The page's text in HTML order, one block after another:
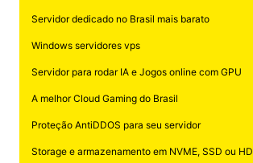
Servidor dedicado no Brasil mais barato
Windows servidores vps
Servidor para rodar IA e Jogos online com GPU
A melhor Cloud Gaming do Brasil
Proteção AntiDDOS para seu servidor
Storage e armazenamento em NVME, SSD ou HD